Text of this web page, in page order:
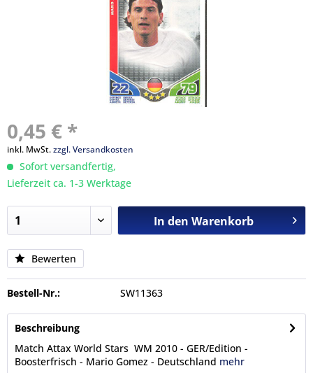
0,45 € *
inkl. MwSt.zzgl. Versandkosten
Sofort versandfertig,
Lieferzeit ca. 1-3 Werktage
In den Warenkorb
Bewerten
Bestell-Nr.: SW11363
Beschreibung
Match Attax World Stars WM 2010 - GER/Edition -
Boosterfrisch - Mario Gomez - Deutschland mehr